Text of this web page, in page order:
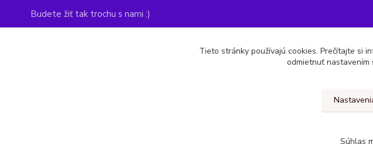
Budete žiť tak trochu s nami :)
Tieto stránky používajú cookies. Prečítajte si
odmietnuť nastavením
Súhlas